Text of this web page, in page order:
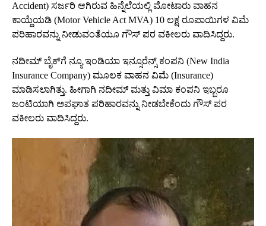
Accident) ಸರ್ಜರಿ ಆಗಿರುವ ಹಿನ್ನೆಲೆಯಲ್ಲಿ ಮೋಟಾರು ವಾಹನ
ಕಾಯ್ದೆಯಡಿ (Motor Vehicle Act MVA) 10 ಲಕ್ಷ ರೂಪಾಯಿಗಳ ವಿಮೆ
ಪರಿಹಾರವನ್ನು ನೀಡುವಂತೆಯೂ ಗೌಸ್‌ ಪರ ವಕೀಲರು ವಾದಿಸಿದ್ದರು.
ನದೀಮ್‌ ಬೈಕ್‌ಗೆ ನ್ಯೂ ಇಂಡಿಯಾ ಇನ್ಸೂರೆನ್ಸ್‌ ಕಂಪನಿ (New India
Insurance Company) ಮೂಲಕ ವಾಹನ ವಿಮೆ (Insurance)
ಮಾಡಿಸಲಾಗಿತ್ತು. ಹೀಗಾಗಿ ನದೀಮ್‌ ಮತ್ತು ವಿಮಾ ಕಂಪನಿ ಇಬ್ಬರೂ
ಜಂಟಿಯಾಗಿ ಅಪಘಾತ ಪರಿಹಾರವನ್ನು ನೀಡಬೇಕೆಂದು ಗೌಸ್‌ ಪರ
ವಕೀಲರು ವಾದಿಸಿದ್ದರು.